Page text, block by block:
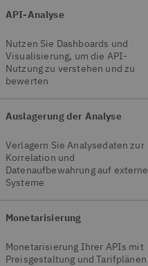
API-Analyse
Nutzen Sie Dashboards und
Visualisierung, um die API-
Nutzung zu verstehen und zu
bewerten
Auslagerung der Analyse
Verlagern Sie Analysedaten zur
Korrelation und
Datenaufbewahrung auf externe
Systeme
Monetarisierung
Monetarisierung Ihrer APIs mit
Preisgestaltung und Tarifplänen